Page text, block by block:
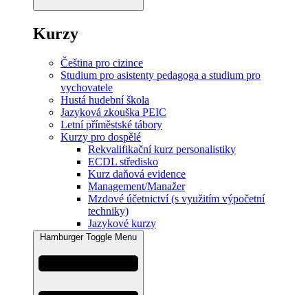
Kurzy
Čeština pro cizince
Studium pro asistenty pedagoga a studium pro
vychovatele
Hustá hudební škola
Jazyková zkouška PEIC
Letní příměstské tábory
Kurzy pro dospělé
Rekvalifikační kurz personalistiky
ECDL středisko
Kurz daňová evidence
Management/Manažer
Mzdové účetnictví (s využitím výpočetní
techniky)
Jazykové kurzy
Hamburger Toggle Menu